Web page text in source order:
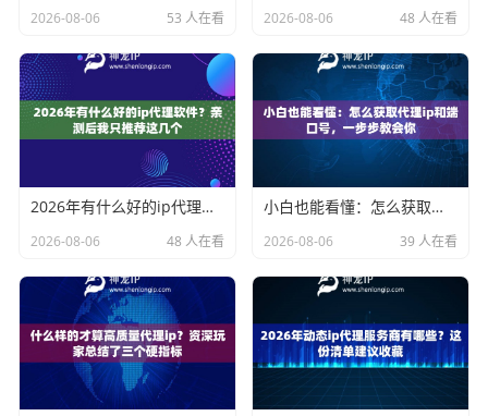
2026-08-06 53 人在看 2026-08-06 48 人在看
2026年有什么好的ip代理软件？亲测后我只推荐这几个
2026-08-06 48 人在看
小白也能看懂：怎么获取代理ip和端口号，一步步教会你
2026-08-06 39 人在看